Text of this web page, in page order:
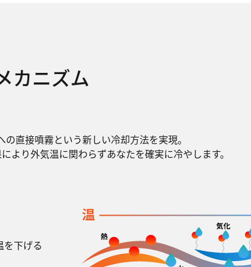
カニズム
の直接噴霧という新しい冷却方法を実現。
より外気温に関わらずあなたを確実に冷やします。
を下げる